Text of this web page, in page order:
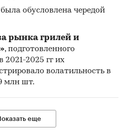
обусловлена чередой
рынка грилей и
, подготовленного
2021-2025 гг их
волатильность в
млн шт.
еще